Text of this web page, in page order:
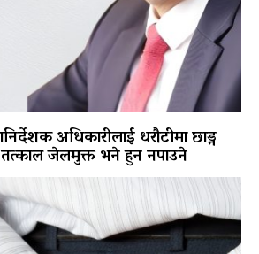
अधिकारीलाई धरौटीमा छाड्न
जेलमुक्त भने हुन नपाउने
विमानस्थल राजस्व घोटाला प्रकरण :